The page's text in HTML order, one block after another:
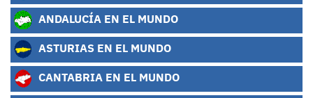
ANDALUCÍA EN EL MUNDO
ASTURIAS EN EL MUNDO
CANTABRIA EN EL MUNDO